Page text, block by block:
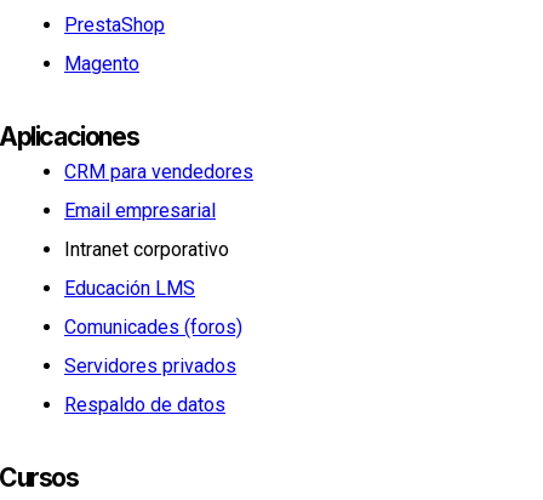
PrestaShop
Magento
Aplicaciones
CRM para vendedores
Email empresarial
Intranet corporativo
Educación LMS
Comunicades (foros)
Servidores privados
Respaldo de datos
Cursos